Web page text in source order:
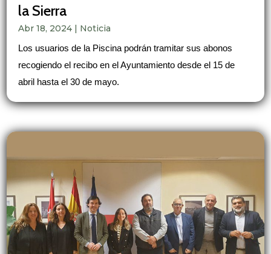
la Sierra
Abr 18, 2024 | Noticia
Los usuarios de la Piscina podrán tramitar sus abonos
recogiendo el recibo en el Ayuntamiento desde el 15 de
abril hasta el 30 de mayo.